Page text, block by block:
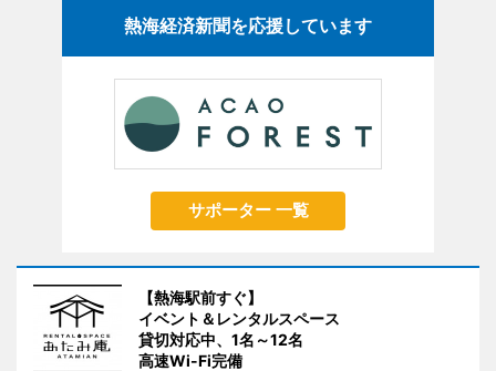
熱海経済新聞を応援しています
サポーター 一覧
【熱海駅前すぐ】
イベント＆レンタルスペース
貸切対応中、1名～12名
高速Wi-Fi完備